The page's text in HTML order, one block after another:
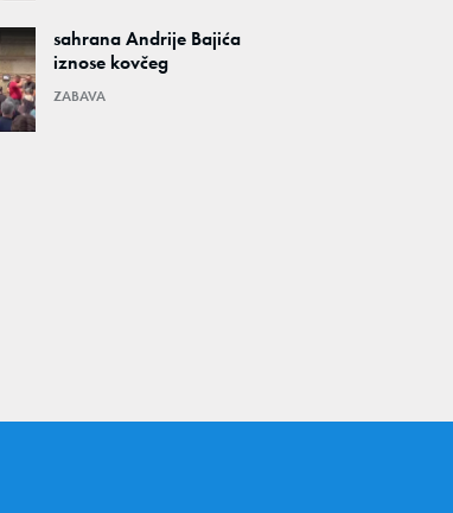
sahrana Andrije Bajića
iznose kovčeg
ZABAVA